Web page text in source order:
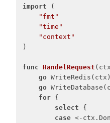
import (
"fmt"
"time"
"context"
)
func HandelRequest
go WriteRedis(ctx)
go
for {
select {
case <-